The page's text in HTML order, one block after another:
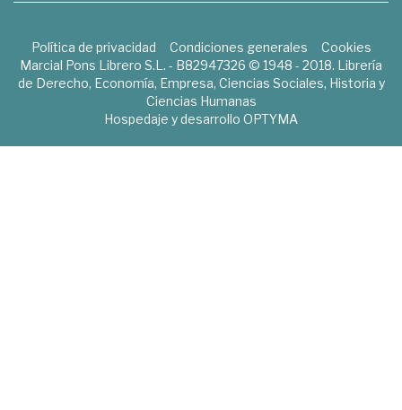
Política de privacidad Condiciones generales
Cookies
Marcial Pons Librero S.L. - B82947326 © 1948 - 2018. Librería
de Derecho, Economía, Empresa, Ciencias Sociales, Historia y
Ciencias Humanas
Hospedaje y desarrollo OPTYMA